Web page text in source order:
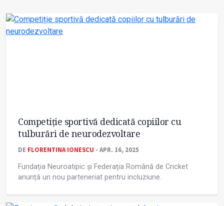
Competiție sportivă dedicată copiilor cu
tulburări de neurodezvoltare
DE FLORENTINA IONESCU - APR. 16, 2025
Fundația Neuroatipic și Federația Română de Cricket
anunță un nou parteneriat pentru incluziune.